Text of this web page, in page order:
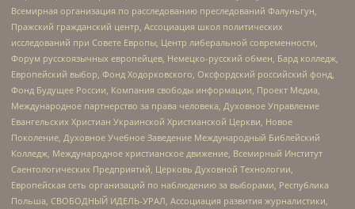
Всемирная организация по расследованию преследований Фалуньгун,
Пражский гражданский центр, Ассоциация школ политических
исследований при Совете Европы, Центр либеральной современности,
Форум русскоязычных европейцев, Немецко-русский обмен, Бард колледж,
Европейский выбор, Фонд Ходорковского, Оксфордский российский фонд,
Фонд Будущее России, Компания свободы информации, Проект Медиа,
Международное партнерство за права человека, Духовное Управление
Евангельских Христиан Украинской Христианской Церкви, Новое
Поколение, Духовное Учебное Заведение Международный Библейский
Колледж, Международное христианское движение, Всемирный Институт
Саентологических Предприятий, Церковь Духовной Технологии,
Европейская сеть организаций по наблюдению за выборами, Республика
Польша, СВОБОДНЫЙ ИДЕЛЬ-УРАЛ, Ассоциация развития журналистики,